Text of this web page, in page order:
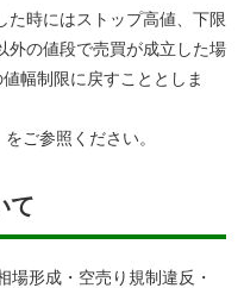
た時にはストップ高値、下限
外の値段で売買が成立した場
幅制限に戻すこととしま
をご参照ください。
て
場形成・空売り規制違反・